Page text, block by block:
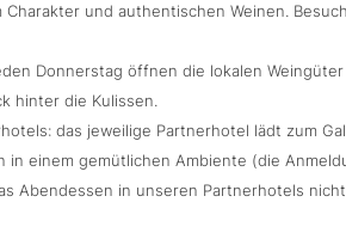
und authentischen Weinen.
Donnerstag öffnen die lokalen
hinter die Kulissen.
das jeweilige Partnerhotel lädt zum
in einem gemütlichen Ambiente (die
Abendessen in unseren Partnerhotels